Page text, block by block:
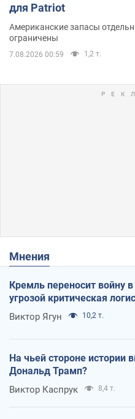
для Patriot
Американские запасы
ограничены
7.08.2026 00:59 1,2 т.
Мнения
Кремль переносит войну
угрозой критическая
Виктор Ягун 10,2 т.
На чьей стороне истории
Дональд Трамп?
Виктор Каспрук 8,4 т.